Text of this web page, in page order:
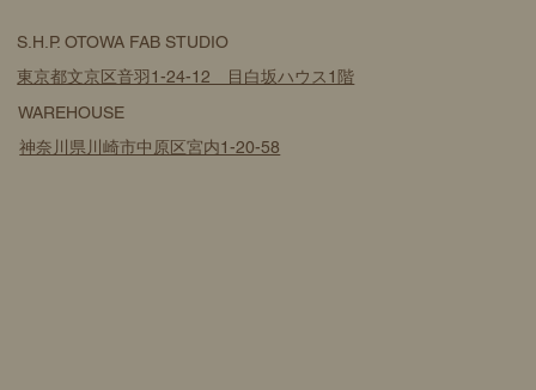
S.H.P. OTOWA FAB STUDIO
東京都文京区音羽1-24-12 目白坂ハウス1階
WAREHOUSE
神奈川県川崎市中原区宮内1-20-58